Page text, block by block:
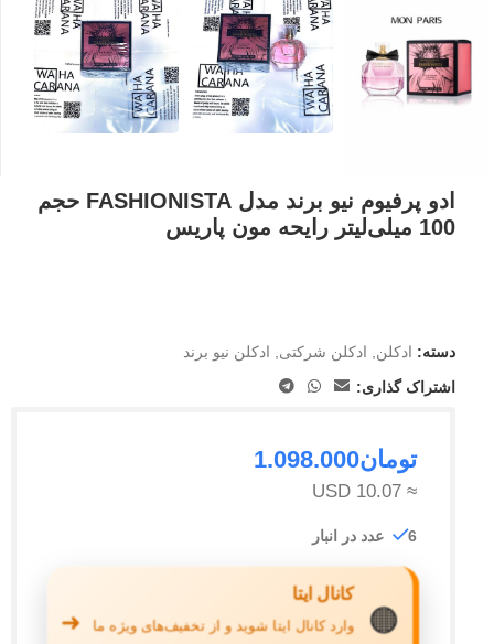
ادو پرفیوم نیو برند مدل FASHIONISTA حجم
100 میلی‌لیتر رایحه مون پاریس
دسته: ادکلن, ادکلن شرکتی, ادکلن نیو برند
اشتراک گذاری:
تومان1.098.000
≈ 10.07 USD
6 عدد در انبار
🟠
کانال ایتا
وارد کانال ایتا شوید و از تخفیف‌های ویژه ما ➜